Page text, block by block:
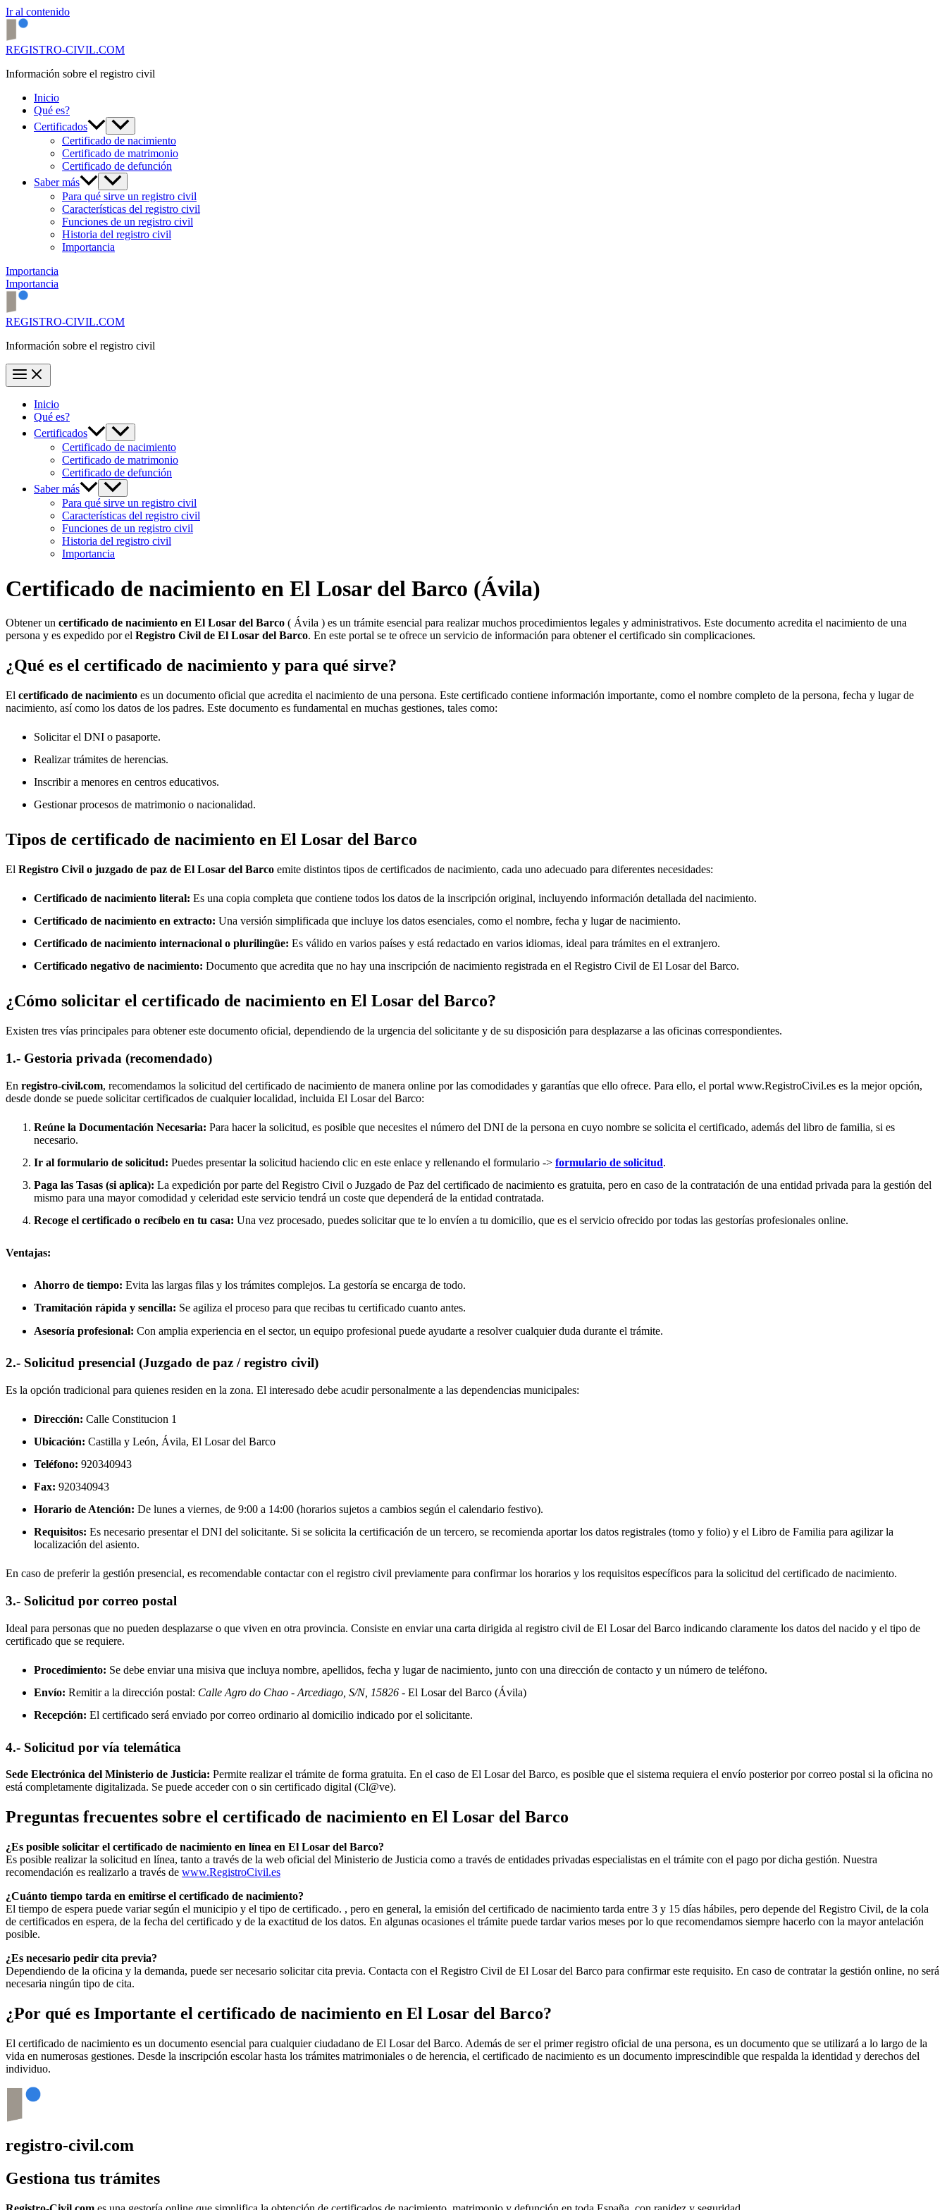
Ir al contenido
REGISTRO-CIVIL.COM
Información sobre el registro civil
Inicio
Qué es?
Certificados
Certificado de nacimiento
Certificado de matrimonio
Certificado de defunción
Saber más
Para qué sirve un registro civil
Características del registro civil
Funciones de un registro civil
Historia del registro civil
Importancia
Importancia
Importancia
REGISTRO-CIVIL.COM
Información sobre el registro civil
Inicio
Qué es?
Certificados
Certificado de nacimiento
Certificado de matrimonio
Certificado de defunción
Saber más
Para qué sirve un registro civil
Características del registro civil
Funciones de un registro civil
Historia del registro civil
Importancia
Certificado de nacimiento en El Losar del Barco (Ávila)
Obtener un certificado de nacimiento en El Losar del Barco ( Ávila ) es un trámite esencial para realizar muchos procedimientos legales y administrativos. Este documento acredita el nacimiento de una
persona y es expedido por el Registro Civil de El Losar del Barco. En este portal se te ofrece un servicio de información para obtener el certificado sin complicaciones.
¿Qué es el certificado de nacimiento y para qué sirve?
El certificado de nacimiento es un documento oficial que acredita el nacimiento de una persona. Este certificado contiene información importante, como el nombre completo de la persona, fecha y lugar de
nacimiento, así como los datos de los padres. Este documento es fundamental en muchas gestiones, tales como:
Solicitar el DNI o pasaporte.
Realizar trámites de herencias.
Inscribir a menores en centros educativos.
Gestionar procesos de matrimonio o nacionalidad.
Tipos de certificado de nacimiento en El Losar del Barco
El Registro Civil o juzgado de paz de El Losar del Barco emite distintos tipos de certificados de nacimiento, cada uno adecuado para diferentes necesidades:
Certificado de nacimiento literal: Es una copia completa que contiene todos los datos de la inscripción original, incluyendo información detallada del nacimiento.
Certificado de nacimiento en extracto: Una versión simplificada que incluye los datos esenciales, como el nombre, fecha y lugar de nacimiento.
Certificado de nacimiento internacional o plurilingüe: Es válido en varios países y está redactado en varios idiomas, ideal para trámites en el extranjero.
Certificado negativo de nacimiento: Documento que acredita que no hay una inscripción de nacimiento registrada en el Registro Civil de El Losar del Barco.
¿Cómo solicitar el certificado de nacimiento en El Losar del Barco?
Existen tres vías principales para obtener este documento oficial, dependiendo de la urgencia del solicitante y de su disposición para desplazarse a las oficinas correspondientes.
1.- Gestoria privada (recomendado)
En registro-civil.com, recomendamos la solicitud del certificado de nacimiento de manera online por las comodidades y garantías que ello ofrece. Para ello, el portal www.RegistroCivil.es es la mejor opción,
desde donde se puede solicitar certificados de cualquier localidad, incluida El Losar del Barco:
Reúne la Documentación Necesaria: Para hacer la solicitud, es posible que necesites el número del DNI de la persona en cuyo nombre se solicita el certificado, además del libro de familia, si es
necesario.
Ir al formulario de solicitud: Puedes presentar la solicitud haciendo clic en este enlace y rellenando el formulario -> formulario de solicitud.
Paga las Tasas (si aplica): La expedición por parte del Registro Civil o Juzgado de Paz del certificado de nacimiento es gratuita, pero en caso de la contratación de una entidad privada para la gestión del
mismo para una mayor comodidad y celeridad este servicio tendrá un coste que dependerá de la entidad contratada.
Recoge el certificado o recíbelo en tu casa: Una vez procesado, puedes solicitar que te lo envíen a tu domicilio, que es el servicio ofrecido por todas las gestorías profesionales online.
Ventajas:
Ahorro de tiempo: Evita las largas filas y los trámites complejos. La gestoría se encarga de todo.
Tramitación rápida y sencilla: Se agiliza el proceso para que recibas tu certificado cuanto antes.
Asesoría profesional: Con amplia experiencia en el sector, un equipo profesional puede ayudarte a resolver cualquier duda durante el trámite.
2.- Solicitud presencial (Juzgado de paz / registro civil)
Es la opción tradicional para quienes residen en la zona. El interesado debe acudir personalmente a las dependencias municipales:
Dirección: Calle Constitucion 1
Ubicación: Castilla y León, Ávila, El Losar del Barco
Teléfono: 920340943
Fax: 920340943
Horario de Atención: De lunes a viernes, de 9:00 a 14:00 (horarios sujetos a cambios según el calendario festivo).
Requisitos: Es necesario presentar el DNI del solicitante. Si se solicita la certificación de un tercero, se recomienda aportar los datos registrales (tomo y folio) y el Libro de Familia para agilizar la
localización del asiento.
En caso de preferir la gestión presencial, es recomendable contactar con el registro civil previamente para confirmar los horarios y los requisitos específicos para la solicitud del certificado de nacimiento.
3.- Solicitud por correo postal
Ideal para personas que no pueden desplazarse o que viven en otra provincia. Consiste en enviar una carta dirigida al registro civil de El Losar del Barco indicando claramente los datos del nacido y el tipo de
certificado que se requiere.
Procedimiento: Se debe enviar una misiva que incluya nombre, apellidos, fecha y lugar de nacimiento, junto con una dirección de contacto y un número de teléfono.
Envío: Remitir a la dirección postal: Calle Agro do Chao - Arcediago, S/N, 15826 - El Losar del Barco (Ávila)
Recepción: El certificado será enviado por correo ordinario al domicilio indicado por el solicitante.
4.- Solicitud por vía telemática
Sede Electrónica del Ministerio de Justicia: Permite realizar el trámite de forma gratuita. En el caso de El Losar del Barco, es posible que el sistema requiera el envío posterior por correo postal si la oficina no
está completamente digitalizada. Se puede acceder con o sin certificado digital (Cl@ve).
Preguntas frecuentes sobre el certificado de nacimiento en El Losar del Barco
¿Es posible solicitar el certificado de nacimiento en línea en El Losar del Barco?
Es posible realizar la solicitud en línea, tanto a través de la web oficial del Ministerio de Justicia como a través de entidades privadas especialistas en el trámite con el pago por dicha gestión. Nuestra
recomendación es realizarlo a través de www.RegistroCivil.es
¿Cuánto tiempo tarda en emitirse el certificado de nacimiento?
El tiempo de espera puede variar según el municipio y el tipo de certificado. , pero en general, la emisión del certificado de nacimiento tarda entre 3 y 15 días hábiles, pero depende del Registro Civil, de la cola
de certificados en espera, de la fecha del certificado y de la exactitud de los datos. En algunas ocasiones el trámite puede tardar varios meses por lo que recomendamos siempre hacerlo con la mayor antelación
posible.
¿Es necesario pedir cita previa?
Dependiendo de la oficina y la demanda, puede ser necesario solicitar cita previa. Contacta con el Registro Civil de El Losar del Barco para confirmar este requisito. En caso de contratar la gestión online, no será
necesaria ningún tipo de cita.
¿Por qué es Importante el certificado de nacimiento en El Losar del Barco?
El certificado de nacimiento es un documento esencial para cualquier ciudadano de El Losar del Barco. Además de ser el primer registro oficial de una persona, es un documento que se utilizará a lo largo de la
vida en numerosas gestiones. Desde la inscripción escolar hasta los trámites matrimoniales o de herencia, el certificado de nacimiento es un documento imprescindible que respalda la identidad y derechos del
individuo.
registro-civil.com
Gestiona tus trámites